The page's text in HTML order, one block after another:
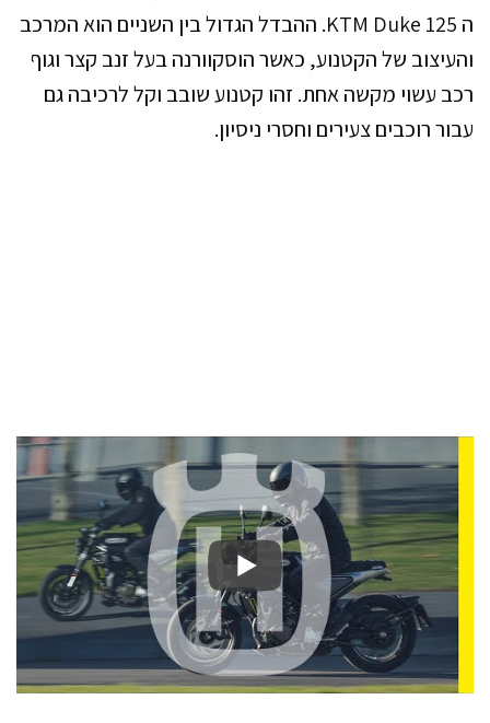
ה KTM Duke 125. ההבדל הגדול בין השניים הוא המרכב
והעיצוב של הקטנוע, כאשר הוסקוורנה בעל זנב קצר וגוף
רכב עשוי מקשה אחת. זהו קטנוע שובב וקל לרכיבה גם
עבור רוכבים צעירים וחסרי ניסיון.